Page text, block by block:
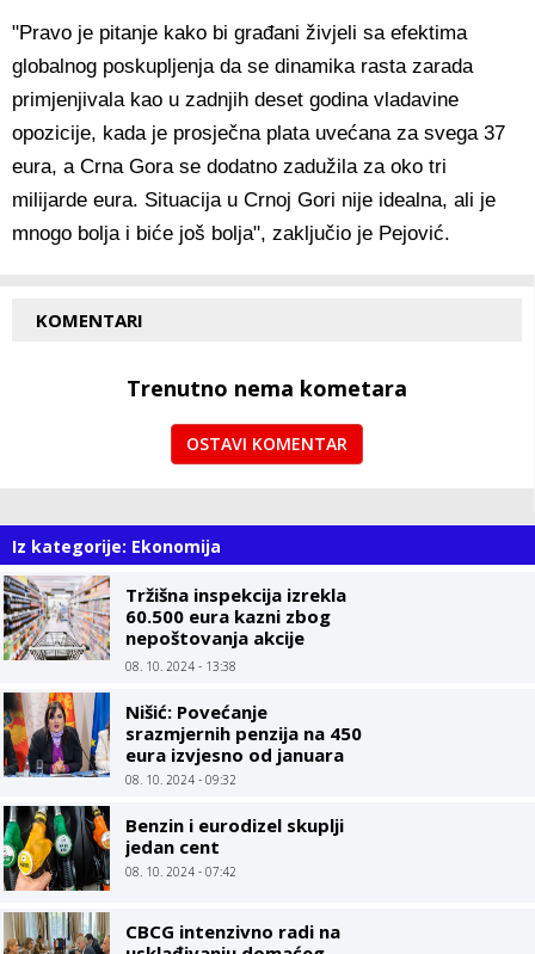
"Pravo je pitanje kako bi građani živjeli sa efektima
globalnog poskupljenja da se dinamika rasta zarada
primjenjivala kao u zadnjih deset godina vladavine
opozicije, kada je prosječna plata uvećana za svega 37
eura, a Crna Gora se dodatno zadužila za oko tri
milijarde eura. Situacija u Crnoj Gori nije idealna, ali je
mnogo bolja i biće još bolja", zaključio je Pejović.
KOMENTARI
Trenutno nema kometara
OSTAVI KOMENTAR
Iz kategorije: Ekonomija
Tržišna inspekcija izrekla
60.500 eura kazni zbog
nepoštovanja akcije
Limitirane cijene
08. 10. 2024 - 13:38
Nišić: Povećanje
srazmjernih penzija na 450
eura izvjesno od januara
08. 10. 2024 - 09:32
Benzin i eurodizel skuplji
jedan cent
08. 10. 2024 - 07:42
CBCG intenzivno radi na